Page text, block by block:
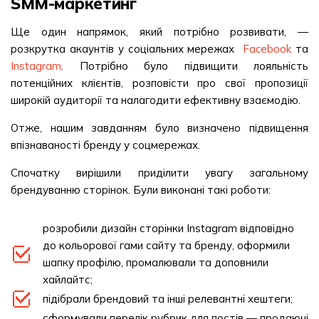
Ще один напрямок, який потрібно розвивати, —
розкрутка акаунтів у соціальних мережах Facebookта
Instagram. Потрібно було підвищити лояльність
потенційних клієнтів, розповісти про свої пропозиції
широкій аудиторії та налагодити ефективну взаємодію.
Отже, нашим завданням було визначено підвищення
впізнаваності бренду у соцмережах.
Спочатку вирішили приділити увагу загальному
брендуванню сторінок. Були виконані такі роботи:
розробили дизайн сторінки Instagram відповідно
до кольорової гами сайту та бренду, оформили
шапку профілю, промалювали та доповнили
хайлайтс;
підібрали брендовий та інші релевантні хештеги;